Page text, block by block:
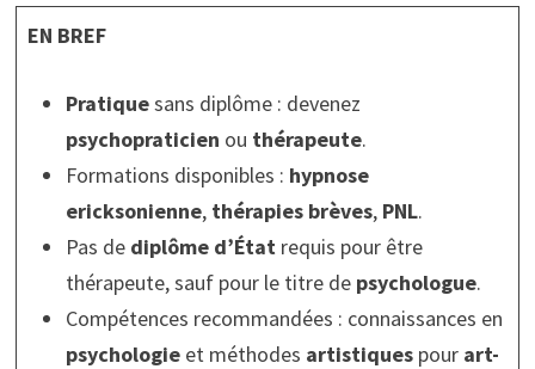
EN BREF
Pratiquesans diplôme : devenez
psychopraticien ou thérapeute.
Formations disponibles : hypnose
ericksonienne, thérapies brèves, PNL.
Pas de diplôme d’Étatrequis pour être
thérapeute, sauf pour le titre de psychologue.
Compétences recommandées : connaissances en
psychologieet méthodes artistiquespour art-